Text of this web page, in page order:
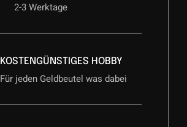
2-3 Werktage
KOSTENGÜNSTIGES HOBBY
Für jeden Geldbeutel was dabei